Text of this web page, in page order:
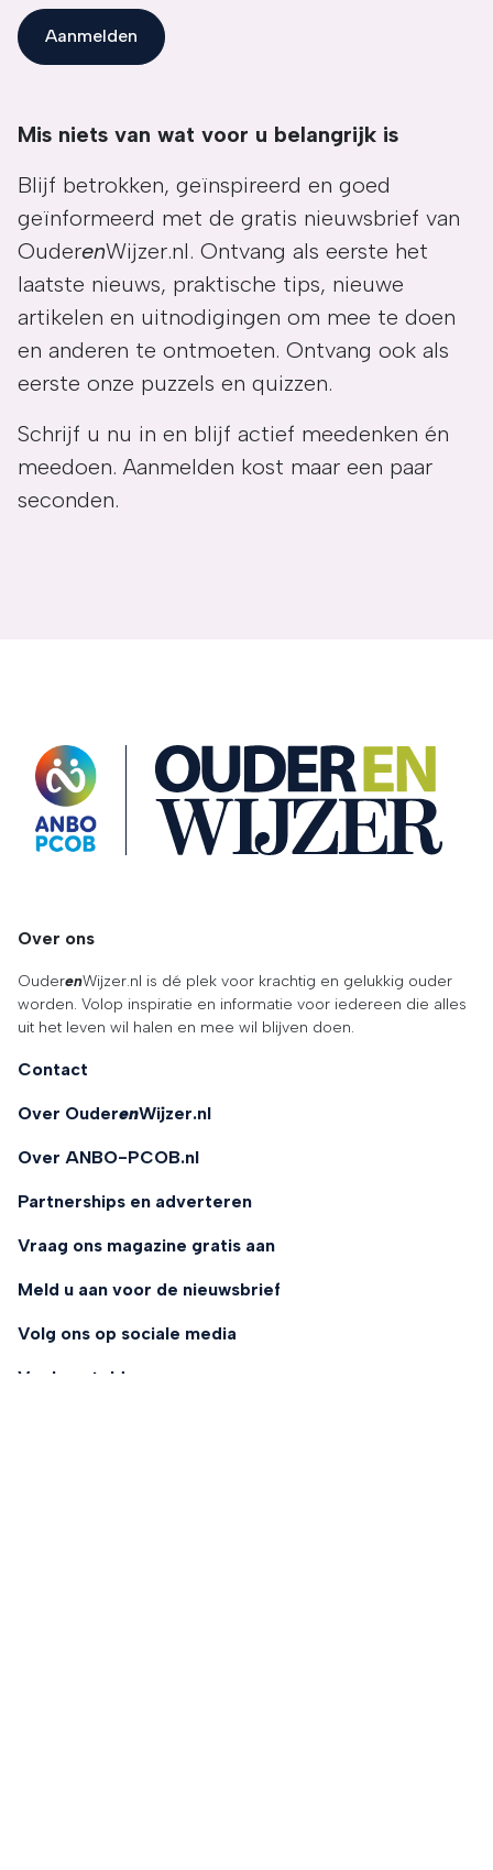
Aanmelden
Mis niets van wat voor u belangrijk is
Blijf betrokken, geïnspireerd en goed
geïnformeerd met de gratis nieuwsbrief van
OuderenWijzer.nl. Ontvang als eerste het
laatste nieuws, praktische tips, nieuwe
artikelen en uitnodigingen om mee te doen
en anderen te ontmoeten. Ontvang ook als
eerste onze puzzels en quizzen.
Schrijf u nu in en blijf actief meedenken én
meedoen. Aanmelden kost maar een paar
seconden.
OuderENwijzer
Over ons
OuderenWijzer.nl is dé plek voor krachtig en gelukkig ouder
worden. Volop inspiratie en informatie voor iedereen die alles
uit het leven wil halen en mee wil blijven doen.
Contact
Over OuderenWijzer.nl
Over ANBO-PCOB.nl
Partnerships en adverteren
Vraag ons magazine gratis aan
Meld u aan voor de nieuwsbrief
Volg ons op sociale media
Veel gestelde vragen